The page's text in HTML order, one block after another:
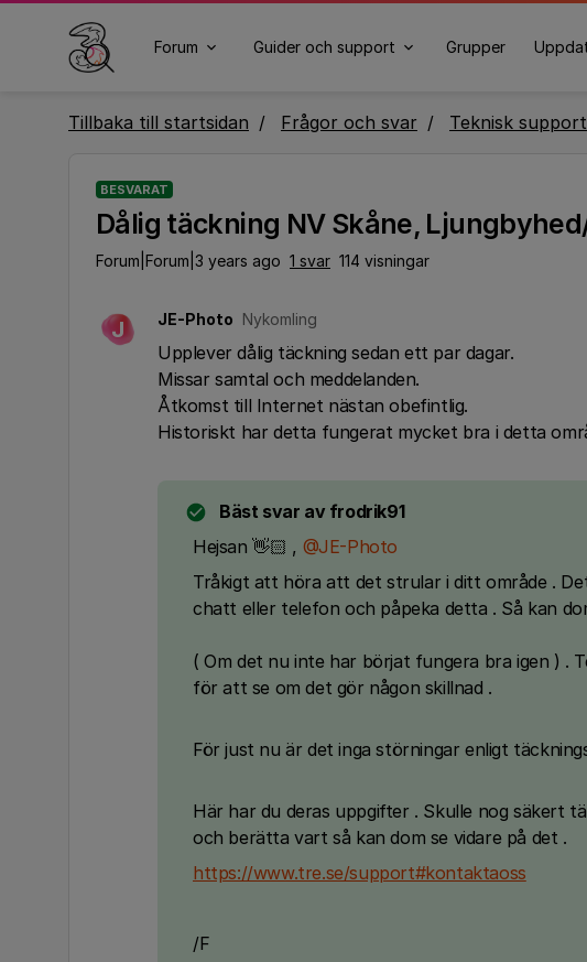
Forum Guider och support Grupper
Tillbaka till startsidan Frågor och svar Teknisk support
BESVARAT
Dålig täckning NV Skåne,
Forum|Forum|3 years ago 1 svar 114 visningar
J JE-Photo Nykomling
Upplever dålig täckning sedan ett par dagar.
Missar samtal och meddelanden.
Åtkomst till Internet nästan obefintlig.
Historiskt har detta fungerat mycket bra i detta
Bäst svar av frodrik91
Hejsan 👋🏻 , @JE-Photo
Tråkigt att höra att det strular i ditt område .
chatt eller telefon och påpeka detta . Så kan
( Om det nu inte har börjat fungera bra igen ) .
för att se om det gör någon skillnad .
För just nu är det inga störningar enligt
Här har du deras uppgifter . Skulle nog säkert
och berätta vart så kan dom se vidare på det .
https://www.tre.se/support#kontaktaoss
/F